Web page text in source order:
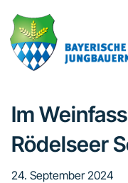
Inhalt
springen
Fußzeile
springen
Im
Rödelseer
24. September 2024